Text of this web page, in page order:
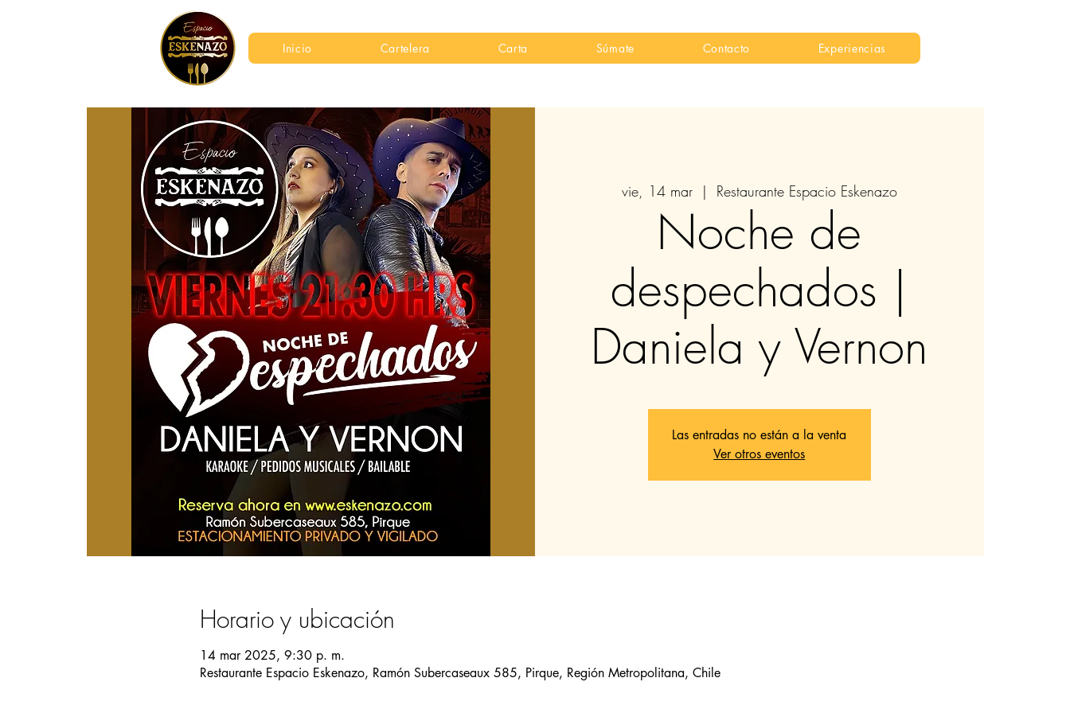
Inicio Cartelera Carta Súmate Contacto Experiencias
vie, 14 mar
  |
Restaurante Espacio Eskenazo
Noche de
despechados |
Daniela y Vernon
Las entradas no están a la venta
Ver otros eventos
Horario y ubicación
14 mar 2025, 9:30 p. m.
Restaurante Espacio Eskenazo, Ramón Subercaseaux 585, Pirque, Región Metropolitana, Chile